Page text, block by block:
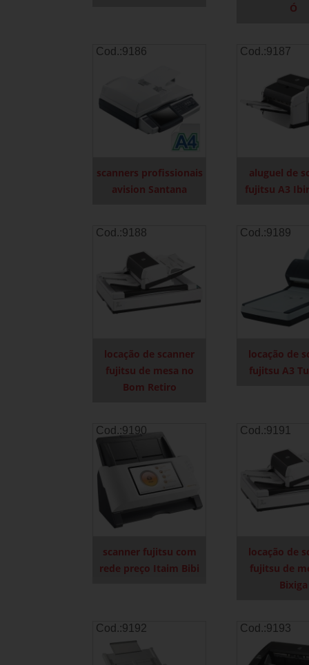
Ó
Cod.:9186
scanners profissionais
avision Santana
Cod.:9187
aluguel de
fujitsu A3
Cod.:9188
locação de scanner
fujitsu de mesa no
Bom Retiro
Cod.:9189
locação de
fujitsu A3
Cod.:9190
scanner fujitsu com
rede preço Itaim Bibi
Cod.:9191
locação de
fujitsu de
Bixiga
Cod.:9192 Cod.:9193